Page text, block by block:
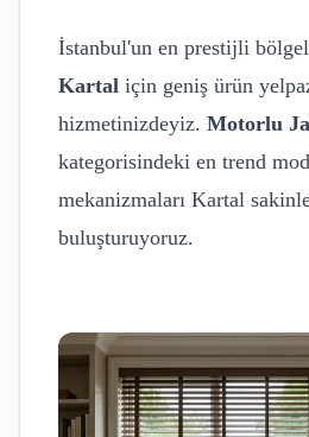
İstanbul'un en prestijli
Kartal için geniş ürün
hizmetinizdeyiz. Motorlu
kategorisindeki en trend
mekanizmaları Kartal
buluşturuyoruz.